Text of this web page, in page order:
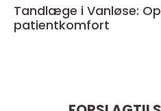
Tandlæge i Vanløse:
patientkomfort